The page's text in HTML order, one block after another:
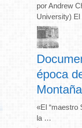
por Andrew
University)
época
«El “maestro
la …